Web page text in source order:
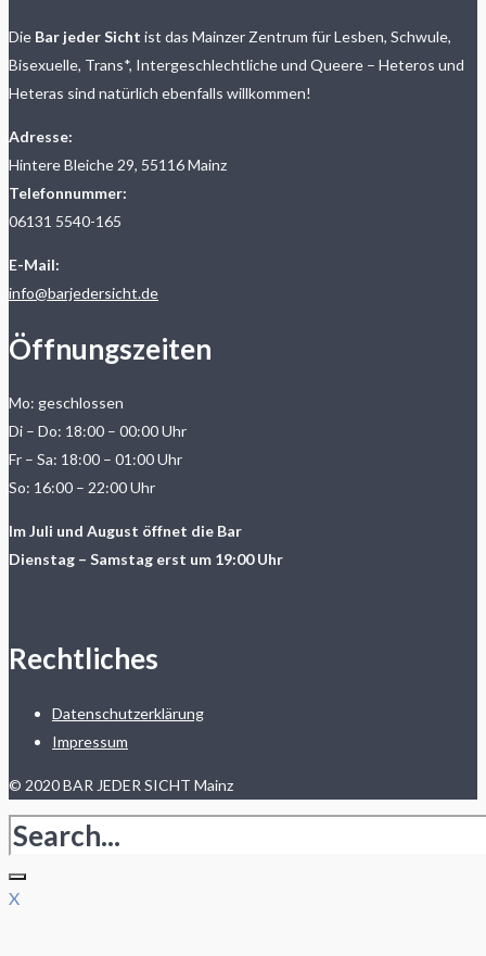
Die Bar jeder Sicht ist das Mainzer Zentrum für Lesben, Schwule,
Bisexuelle, Trans*, Intergeschlechtliche und Queere – Heteros und
Heteras sind natürlich ebenfalls willkommen!
Adresse:
Hintere Bleiche 29, 55116 Mainz
Telefonnummer:
06131 5540-165
E-Mail:
info@barjedersicht.de
Öffnungszeiten
Mo: geschlossen
Di – Do: 18:00 – 00:00 Uhr
Fr – Sa: 18:00 – 01:00 Uhr
So: 16:00 – 22:00 Uhr
Im Juli und August öffnet die Bar
Dienstag – Samstag erst um 19:00 Uhr
Rechtliches
Datenschutzerklärung
Impressum
© 2020 BAR JEDER SICHT Mainz
X